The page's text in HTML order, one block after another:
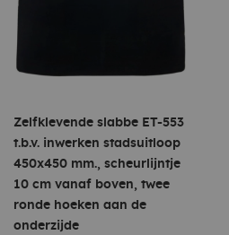
Zelfklevende slabbe ET-553
t.b.v. inwerken stadsuitloop
450x450 mm., scheurlijntje
10 cm vanaf boven, twee
ronde hoeken aan de
onderzijde